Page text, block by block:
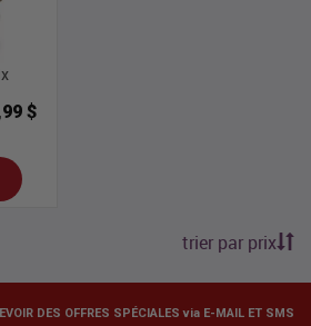
$
trier par prix
DES OFFRES SPÉCIALES via E-MAIL ET SMS